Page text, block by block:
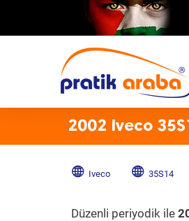
2002 Iveco
Iveco 35S14
Düzenli periyodik ile